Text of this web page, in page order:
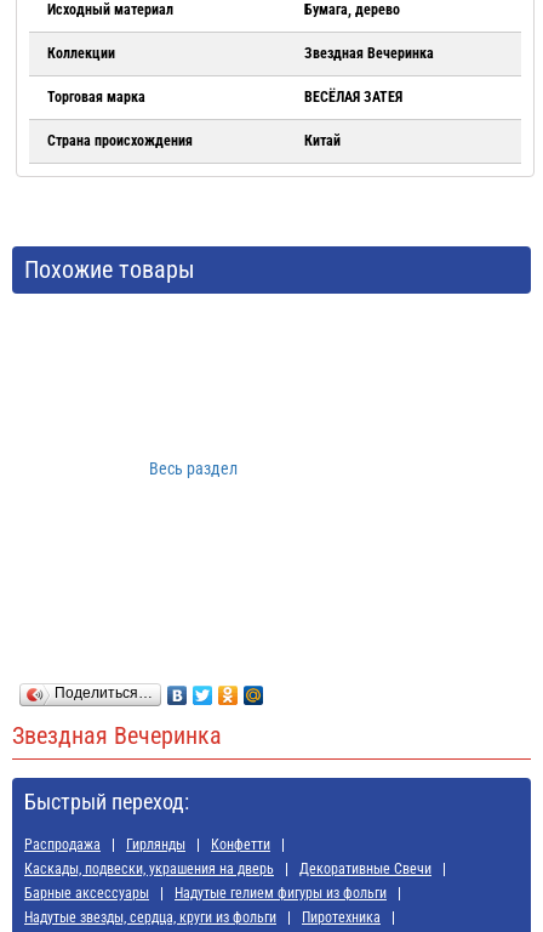
Исходный материал Бумага, дерево
Коллекции Звездная Вечеринка
Торговая марка ВЕСЁЛАЯ ЗАТЕЯ
Страна происхождения Китай
Похожие товары
Весь раздел
Поделиться…
Звездная Вечеринка
Быстрый переход:
Распродажа Гирлянды
Конфетти
Каскады, подвески, украшения на дверь
Декоративные Свечи
Барные аксессуары
Надутые гелием фигуры из фольги
Надутые звезды, сердца, круги из фольги
Пиротехника